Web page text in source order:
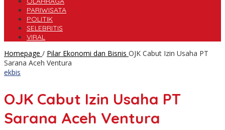
PARIWISATA
POLITIK
SELEBRITIS
VIRAL
Homepage / Pilar Ekonomi dan Bisnis OJK Cabut Izin Usaha PT
Sarana Aceh Ventura
ekbis
OJK Cabut Izin Usaha PT
Sarana Aceh Ventura